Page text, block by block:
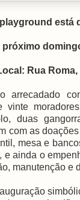
está
próximo
Rua Roma,
arrecadado
vinte
duas
com as
mesa e
e ainda o
manutenção e